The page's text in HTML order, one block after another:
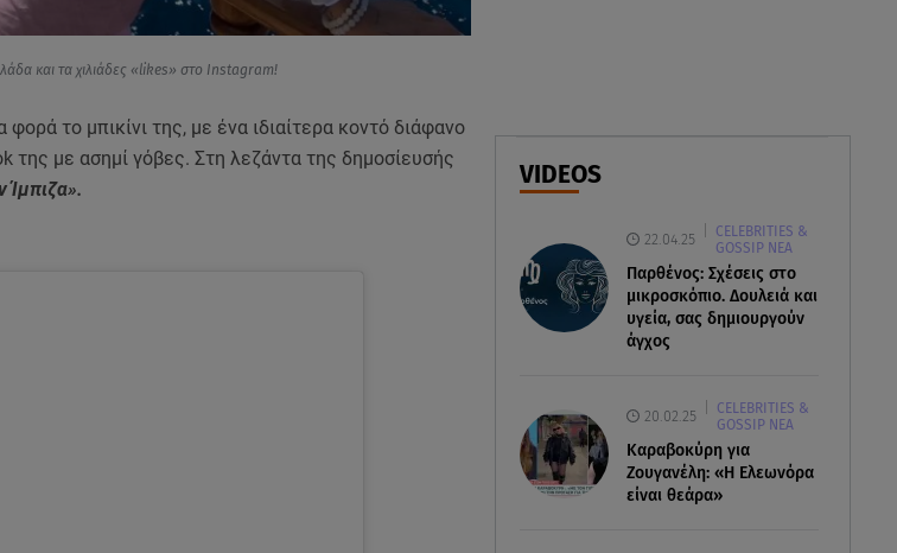
διάσωση 15χρονης από
δύσβατο φαράγγι
06.08.26 , 19:44
Πότε δεν επιβάλλεται φόρος
κληρονομιάς σε τραπεζικές
καταθέσεις
VIDEOS
22.04.25
CELEBRITIES &
GOSSIP ΝΕΑ
Παρθένος: Σχέσεις στο
μικροσκόπιο. Δουλειά και
υγεία, σας δημιουργούν
άγχος
20.02.25
CELEBRITIES &
GOSSIP ΝΕΑ
Καραβοκύρη για
Ζουγανέλη: «Η Ελεωνόρα
είναι θεάρα»
και τα χιλιάδες «likes» στο Instagram!
το μπικίνι της, με ένα ιδιαίτερα κοντό διάφανο
με ασημί γόβες. Στη λεζάντα της δημοσίευσής
Ίμπιζα».